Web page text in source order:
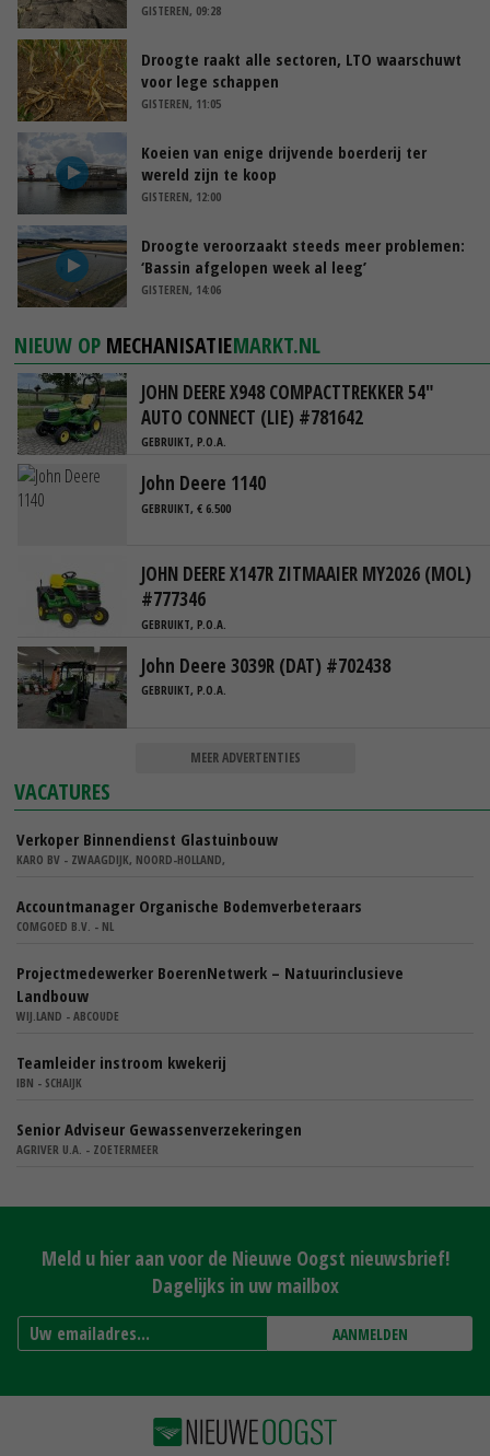
GISTEREN, 09:28
Droogte raakt alle sectoren, LTO waarschuwt
voor lege schappen
GISTEREN, 11:05
Koeien van enige drijvende boerderij ter
wereld zijn te koop
GISTEREN, 12:00
Droogte veroorzaakt steeds meer problemen:
‘Bassin afgelopen week al leeg’
GISTEREN, 14:06
NIEUW OP MECHANISATIEMARKT.NL
JOHN DEERE X948 COMPACTTREKKER 54"
AUTO CONNECT (LIE) #781642
GEBRUIKT, P.O.A.
John Deere 1140
GEBRUIKT, € 6.500
JOHN DEERE X147R ZITMAAIER MY2026 (MOL)
#777346
GEBRUIKT, P.O.A.
John Deere 3039R (DAT) #702438
GEBRUIKT, P.O.A.
MEER ADVERTENTIES
VACATURES
Verkoper Binnendienst Glastuinbouw
KARO BV - ZWAAGDIJK, NOORD-HOLLAND,
Accountmanager Organische Bodemverbeteraars
COMGOED B.V. - NL
Projectmedewerker BoerenNetwerk – Natuurinclusieve
Landbouw
WIJ.LAND - ABCOUDE
Teamleider instroom kwekerij
IBN - SCHAIJK
Senior Adviseur Gewassenverzekeringen
AGRIVER U.A. - ZOETERMEER
Meld u hier aan voor de Nieuwe Oogst nieuwsbrief!
Dagelijks in uw mailbox
AANMELDEN